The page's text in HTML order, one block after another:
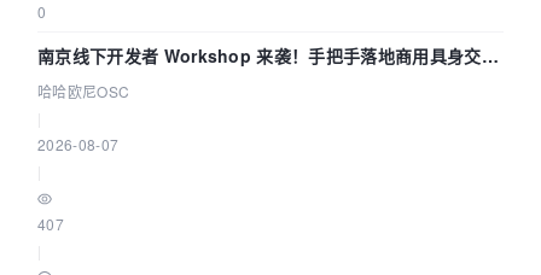
0
南京线下开发者 Workshop 来袭！手把手落地商用具身交互
智能 Agent 应用
哈哈欧尼OSC
2026-08-07
407